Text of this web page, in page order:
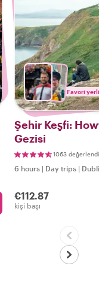
Favori
Şehir Keşfi:
Gezisi
1063
6 hours | Day trips |
€112.87
kişi başı